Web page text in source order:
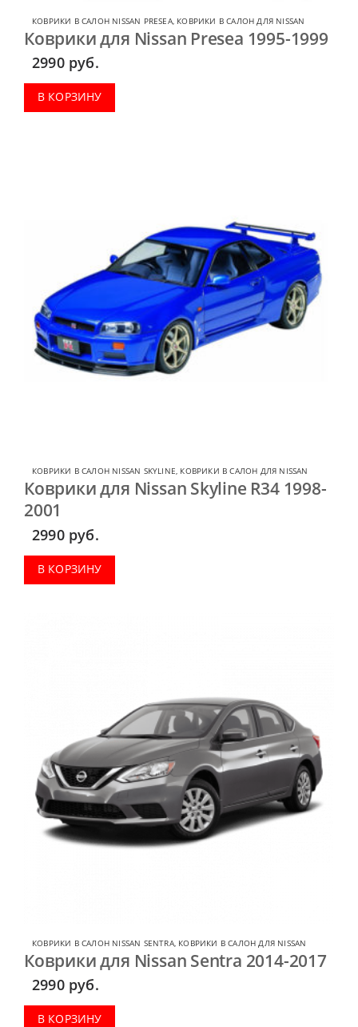
КОВРИКИ В САЛОН NISSAN PRESEA, КОВРИКИ В САЛОН ДЛЯ NISSAN
Коврики для Nissan Presea 1995-1999
2990 руб.
В КОРЗИНУ
КОВРИКИ В САЛОН NISSAN SKYLINE, КОВРИКИ В САЛОН ДЛЯ NISSAN
Коврики для Nissan Skyline R34 1998-
2001
2990 руб.
В КОРЗИНУ
КОВРИКИ В САЛОН NISSAN SENTRA, КОВРИКИ В САЛОН ДЛЯ NISSAN
Коврики для Nissan Sentra 2014-2017
2990 руб.
В КОРЗИНУ